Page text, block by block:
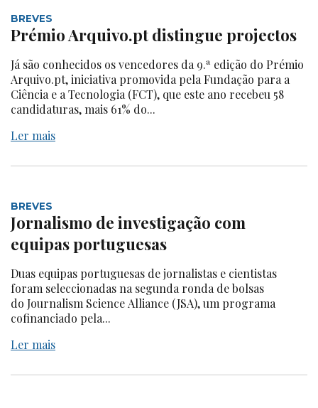
BREVES
Prémio Arquivo.pt distingue projectos
Já são conhecidos os vencedores da 9.ª edição do Prémio
Arquivo.pt, iniciativa promovida pela Fundação para a
Ciência e a Tecnologia (FCT), que este ano recebeu 58
candidaturas, mais 61% do...
Ler mais
BREVES
Jornalismo de investigação com
equipas portuguesas
Duas equipas portuguesas de jornalistas e cientistas
foram seleccionadas na segunda ronda de bolsas
do Journalism Science Alliance (JSA), um programa
cofinanciado pela...
Ler mais